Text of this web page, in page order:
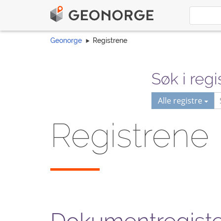
Geonorge Registrene
Søk i
Alle registre
Registrene